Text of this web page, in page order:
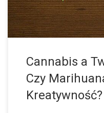
Cannabis a
Czy
Kreatywność?